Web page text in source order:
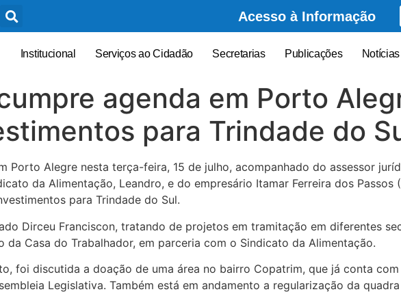
Acesso à Informação
Institucional Serviços ao Cidadão Secretarias Publicações Notícias
agenda em Porto
para Trindade do
Porto Alegre nesta terça-feira, 15 de julho, acompanhado do assessor
da Alimentação, Leandro, e do empresário Itamar Ferreira dos Passos
para Trindade do Sul.
Dirceu Franciscon, tratando de projetos em tramitação em diferentes
da Casa do Trabalhador, em parceria com o Sindicato da Alimentação.
foi discutida a doação de uma área no bairro Copatrim, que já conta
Legislativa. Também está em andamento a regularização da